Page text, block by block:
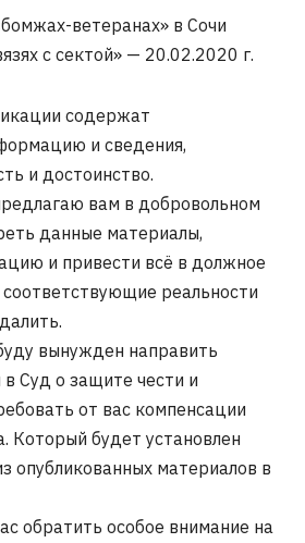
ветеранах» в Сочи
с сектой» — 20.02.2020 г.
содержат
и сведения,
и достоинство.
вам в добровольном
данные материалы,
и привести всё в должное
реальности
вынужден направить
Суд о защите чести и
от вас компенсации
Который будет установлен
опубликованных материалов в
обратить особое внимание на